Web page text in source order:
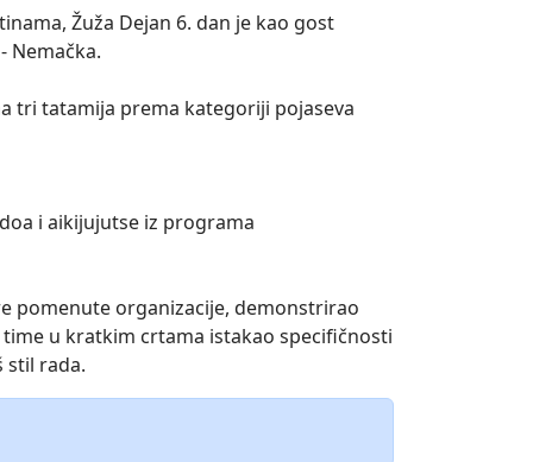
Žuža Dejan 6. dan je kao gost
Nemačka.
tri tatamija prema kategoriji pojaseva
i aikijujutse iz programa
pomenute organizacije, demonstrirao
u kratkim crtama istakao specifičnosti
stil rada.